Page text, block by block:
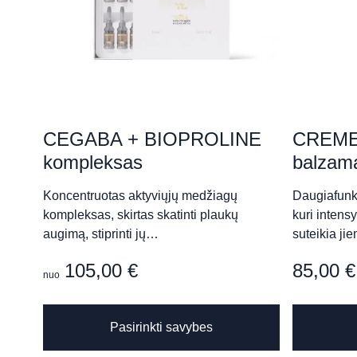
Kranto g. 25, Panevėžys
Grožio salonas
Respublikos g. 38, Panevėžys
Palanga Life Balance SPA
Birutės al. 60, Palanga
CEGABA + BIOPROLINE
kompleksas
Koncentruotas aktyviųjų medžiagų
kompleksas, skirtas skatinti plaukų
augimą, stiprinti jų…
nuo 105,00 €
Pasirinkti savybes
has
kuri
suteikia
85,00 €